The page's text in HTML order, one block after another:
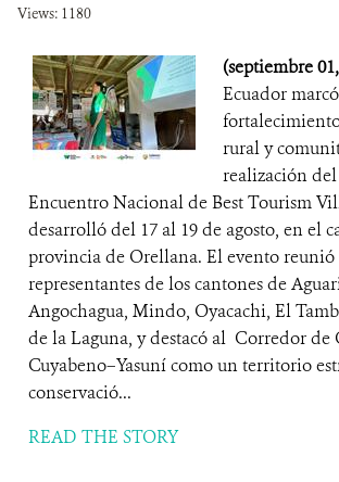
Views: 1180
(septiembre
Ecuador
rural y
realización
Encuentro Nacional de Best Tourism
desarrolló del 17 al 19 de agosto, en el
provincia de Orellana. El evento reunió
representantes de los cantones de
Angochagua, Mindo, Oyacachi, El
de la Laguna, y destacó al Corredor de
Cuyabeno–Yasuní como un territorio
conservació...
READ THE STORY